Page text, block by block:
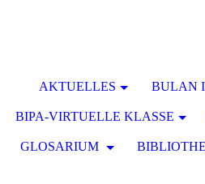
AKTUELLES BULAN
BIPA-VIRTUELLE KLASSE
GLOSARIUM